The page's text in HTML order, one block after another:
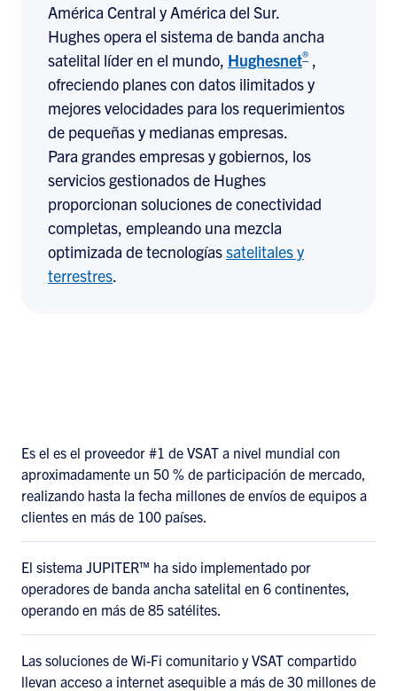
América Central y América del Sur.
Hughes opera el sistema de banda ancha
satelital líder en el mundo, Hughesnet®
ofreciendo planes con datos ilimitados y
mejores velocidades para los requerimientos
de pequeñas y medianas empresas.
Para grandes empresas y gobiernos, los
servicios gestionados de Hughes
proporcionan soluciones de conectividad
completas, empleando una mezcla
optimizada de tecnologíassatelitales y
terrestres
Es el es el proveedor #1 de VSAT a nivel mundial con
aproximadamente un 50 % de participación de mercado,
realizando hasta la fecha millones de envíos de equipos a
clientes en más de 100 países.
El sistema JUPITER™ ha sido implementado por
operadores de banda ancha satelital en 6 continentes,
operando en más de 85 satélites.
Las soluciones de Wi-Fi comunitario y VSAT compartido
llevan acceso a internet asequible a más de 30 millones de